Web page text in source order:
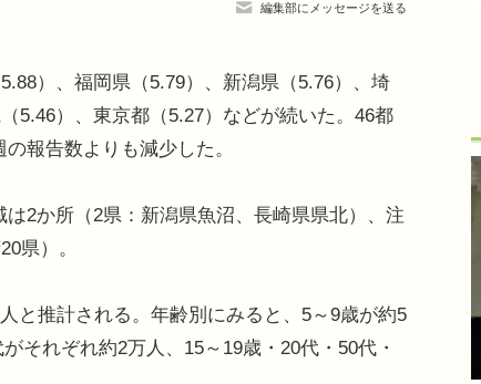
編集部にメッセージを送る
）、福岡県（5.79）、新潟県（5.76）、埼
5.46）、東京都（5.27）などが続いた。46都
報告数よりも減少した。
2か所（2県：新潟県魚沼、長崎県県北）、注
県）。
と推計される。年齢別にみると、5～9歳が約5
それぞれ約2万人、15～19歳・20代・50代・